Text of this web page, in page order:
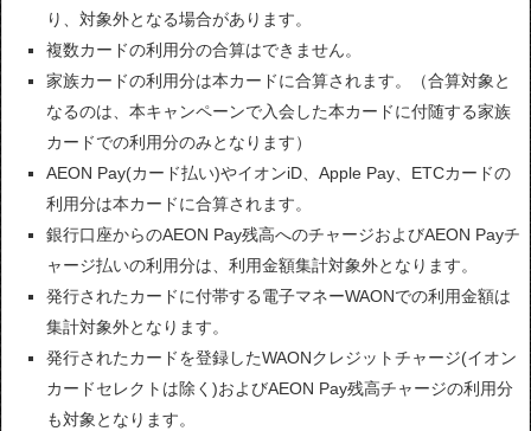
り、対象外となる場合があります。
複数カードの利用分の合算はできません。
家族カードの利用分は本カードに合算されます。（合算対象と
なるのは、本キャンペーンで入会した本カードに付随する家族
カードでの利用分のみとなります）
AEON Pay(カード払い)やイオンiD、Apple Pay、ETCカードの
利用分は本カードに合算されます。
銀行口座からのAEON Pay残高へのチャージおよびAEON Payチ
ャージ払いの利用分は、利用金額集計対象外となります。
発行されたカードに付帯する電子マネーWAONでの利用金額は
集計対象外となります。
発行されたカードを登録したWAONクレジットチャージ(イオン
カードセレクトは除く)およびAEON Pay残高チャージの利用分
も対象となります。